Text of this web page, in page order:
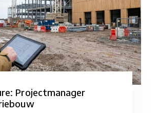
Projectmanager